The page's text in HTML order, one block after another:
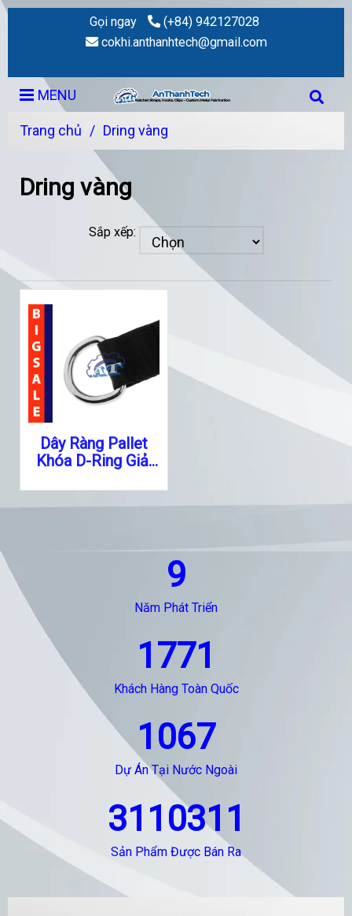
Gọi ngay
(+84) 942127028
cokhi.anthanhtech@gmail.com
MENU
Trang chủ / Dring vàng
Dring vàng
Sắp xếp:
Dây Ràng Pallet
Khóa D-Ring Giải
Hóa
9
Năm Phát Triển
1771
Khách Hàng Toàn Quốc
1067
Dự Án Tại Nước Ngoài
3110311
Sản Phẩm Được Bán Ra